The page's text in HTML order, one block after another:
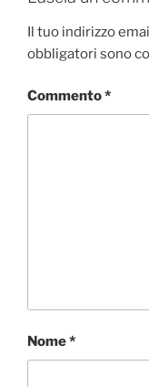
Il tuo indirizzo
obbligatori sono
Commento*
Nome*